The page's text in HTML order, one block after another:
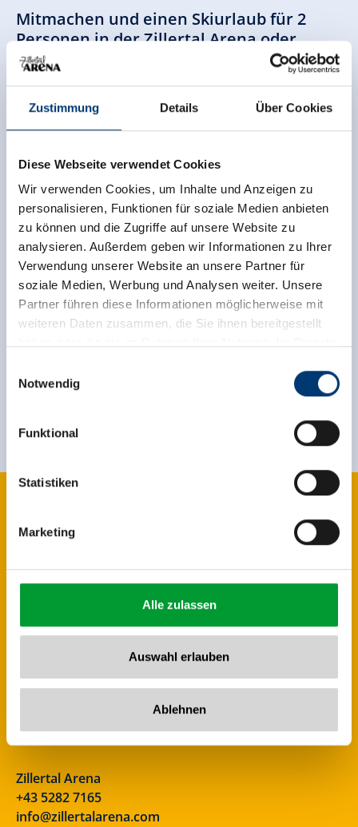
Zustimmung Details Über Cookies
Diese Webseite verwendet Cookies
Wir verwenden Cookies, um Inhalte und Anzeigen zu
personalisieren, Funktionen für soziale Medien anbieten
zu können und die Zugriffe auf unsere Website zu
analysieren. Außerdem geben wir Informationen zu Ihrer
Verwendung unserer Website an unsere Partner für
soziale Medien, Werbung und Analysen weiter. Unsere
Partner führen diese Informationen möglicherweise mit
weiteren Daten zusammen, die Sie ihnen bereitgestellt
Rohr 23// A-6280 Zell am Ziller
www.zillertalarena.com
Notwendig
Funktional
Statistiken
Marketing
Alle zulassen
Auswahl erlauben
Ablehnen
Mitmachen und einen Skiurlaub für 2
Personen in der Zillertal Arena oder
einen von 150 Skipässen (50 x 6-
Tagesskipässe und 100 x Tagesskipässe)
gewinnen!
Nach Abschluss der Befragung gelangen Sie zum
rechtlichen Gründen ist das Mindestalter 14 Jahre!
Der Rechtsweg ist ausgeschlossen.
Hier geht es zur Teilnahme »
Jetzt für den newsletter
Zillertal Arena
+43 5282 7165
info@zillertalarena.com